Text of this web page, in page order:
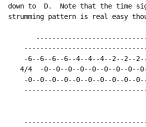
down to  D.  Note that the time
strumming pattern is real easy
-6--6--6--6--4--4--4--2--2--
4/4  -0--0--0--0--0--0--0--0--
-0--0--0--0--0--0--0--0--0--